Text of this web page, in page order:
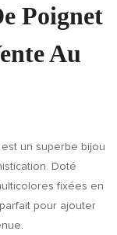
Poignet
Au
un superbe bijou
Doté
fixées en
pour ajouter